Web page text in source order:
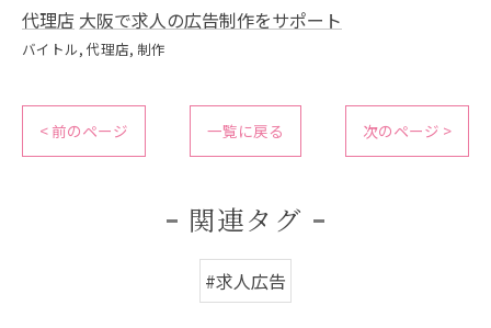
代理店 大阪で求人の広告制作をサポート
バイトル 代理店 制作
< 前のページ 一覧に戻る 次のページ >
関連タグ
#求人広告